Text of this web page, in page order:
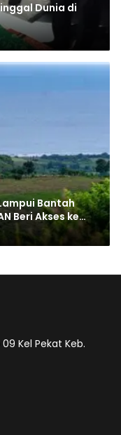
Dunia di
Bantah
Beri Akses ke
Kel Pekat Keb.